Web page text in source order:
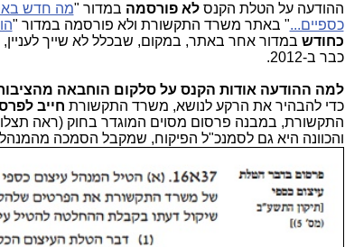
ההודעה על הטלת הקנסלא פורסמה במדור "מה חדש
כספיים..." באתר משרד התקשורת ולא פורסמה במדור "
כחודש במדור אחר באתר, במקום, שבכלל לא שייך
כבר ב-2012.
למה ההודעה אודות הקנס על סלקום הוחבאה
כדי להבהיר את הרקע לנושא, משרד התקשורת חייב
התקשורת, במבנה פרסום מסוים המוגדר בחוק (ראה
והכוונה היא גם לסמנכ"ל הפיקוח, שמקבל הסמכה מהמנהל